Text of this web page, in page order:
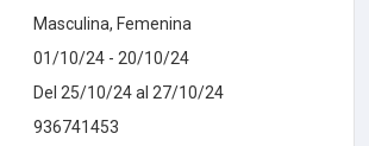
Masculina, Femenina
01/10/24 - 20/10/24
Del 25/10/24 al 27/10/24
936741453